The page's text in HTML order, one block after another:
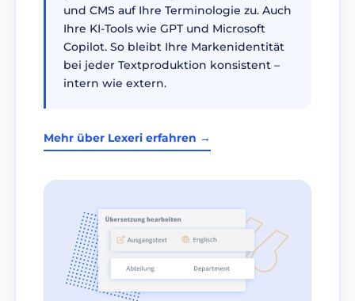
und CMS auf Ihre Terminologie zu. Auch
Ihre KI-Tools wie GPT und Microsoft
Copilot. So bleibt Ihre Markenidentität
bei jeder Textproduktion konsistent –
intern wie extern.
Mehr über Lexeri erfahren →